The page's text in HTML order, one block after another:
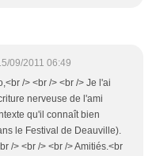
09/2011 06:49
/> <br /> <br /> Je l'ai
nerveuse de l'ami
qu'il connaît bien
le Festival de Deauville).
/> <br /> <br /> Amitiés.<br